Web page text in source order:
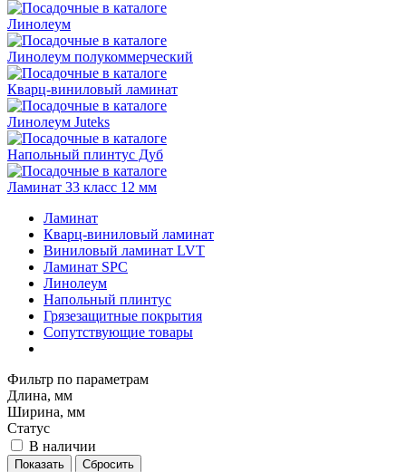
Линолеум
Линолеум полукоммерческий
Кварц-виниловый ламинат
Линолеум Juteks
Напольный плинтус Дуб
Ламинат 33 класс 12 мм
Ламинат
Кварц-виниловый ламинат
Виниловый ламинат LVT
Ламинат SPC
Линолеум
Напольный плинтус
Грязезащитные покрытия
Сопутствующие товары
Фильтр по параметрам
Длина, мм
Ширина, мм
Статус
В наличии
Сбросить